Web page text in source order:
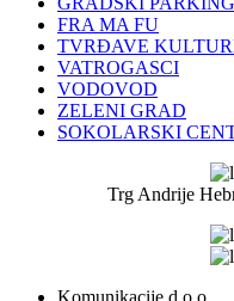
FRA MA FU
TVRĐAVE
VATROGASCI
VODOVOD
ZELENI GRAD
SOKOLARSKI
Trg Andrije
Komunikacije d.o.o.